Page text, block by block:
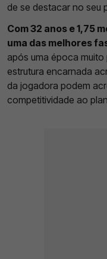
de se destacar no seu
Com 32 anos e 1,75
uma das melhores
após uma época
estrutura encarnada
da jogadora podem
competitividade ao